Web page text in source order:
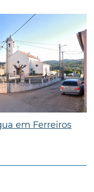
em Ferreiros